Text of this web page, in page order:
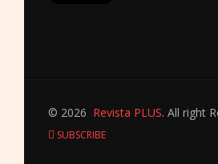
© 2026 Revista PLUS. All right
SUBSCRIBE